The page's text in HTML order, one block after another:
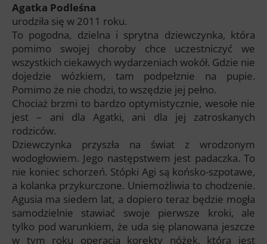
Agatka Podleśna
urodziła się w 2011 roku.
To pogodna, dzielna i sprytna dziewczynka, która
pomimo swojej choroby chce uczestniczyć we
wszystkich ciekawych wydarzeniach wokół. Gdzie nie
dojedzie wózkiem, tam podpełznie na pupie.
Pomimo że nie chodzi, to wszędzie jej pełno.
Chociaż brzmi to bardzo optymistycznie, wesołe nie
jest – ani dla Agatki, ani dla jej zatroskanych
rodziców.
Dziewczynka przyszła na świat z wrodzonym
wodogłowiem. Jego następstwem jest padaczka. To
nie koniec schorzeń. Stópki Agi są końsko-szpotawe,
a kolanka przykurczone. Uniemożliwia to chodzenie.
Agusia ma siedem lat, a dopiero teraz będzie mogła
samodzielnie stawiać swoje pierwsze kroki, ale
tylko pod warunkiem, że uda się planowana jeszcze
w tym roku operacja korekty nóżek, która jest